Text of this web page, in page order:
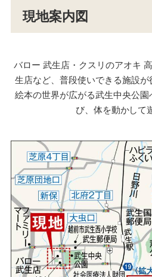
現地案内図
バロー 武生店・クスリのアオキ
生店など、普段使いできる施設が
絵本の世界が広がる武生中央公
び、体を動かして